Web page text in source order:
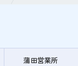
蒲田営業所